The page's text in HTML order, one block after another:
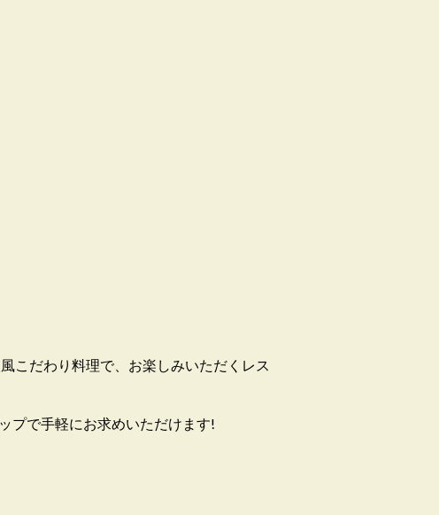
こだわり料理で、お楽しみいただくレス
プで手軽にお求めいただけます!